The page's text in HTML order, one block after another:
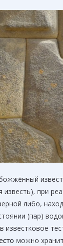
известь), при
либо,
(пар)
известковое
можно